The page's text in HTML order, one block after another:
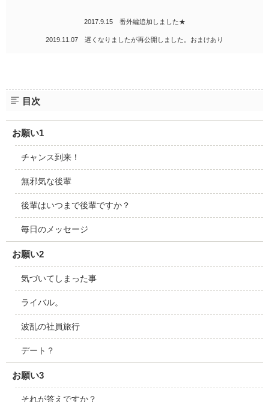
2017.9.15 番外編追加しました★
2019.11.07 遅くなりましたが再公開しました。おまけあり
目次
お願い1
チャンス到来！
無邪気な後輩
後輩はいつまで後輩ですか？
毎日のメッセージ
お願い2
気づいてしまった事
ライバル。
波乱の社員旅行
デート？
お願い3
それが答えですか？